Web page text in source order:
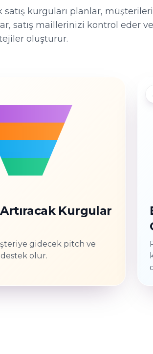
satış kurguları planlar,
satış maillerinizi kontrol eder
oluşturur.
Artıracak Kurgular
gidecek pitch ve
olur.